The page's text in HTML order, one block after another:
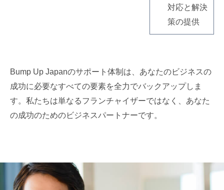
対応と解決
策の提供
Bump Up Japanのサポート体制は、あなたのビジネスの
成功に必要なすべての要素を全力でバックアップしま
す。私たちは単なるフランチャイザーではなく、あなた
の成功のためのビジネスパートナーです。